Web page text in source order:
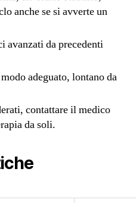
anche se si avverte un
da precedenti
adeguato, lontano da
contattare il medico
da soli.